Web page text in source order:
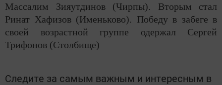
Массалим Зияутдинов (Чирпы). Вторым стал
Ринат Хафизов (Именьково). Победу в забеге в
своей возрастной группе одержал Сергей
Трифонов (Столбище)
Следите за самым важным и интересным в